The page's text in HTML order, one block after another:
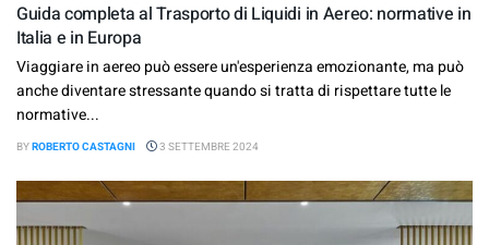
Guida completa al Trasporto di Liquidi in Aereo: normative in
Italia e in Europa
Viaggiare in aereo può essere un'esperienza emozionante, ma può
anche diventare stressante quando si tratta di rispettare tutte le
normative...
BYROBERTO CASTAGNI 3 SETTEMBRE 2024